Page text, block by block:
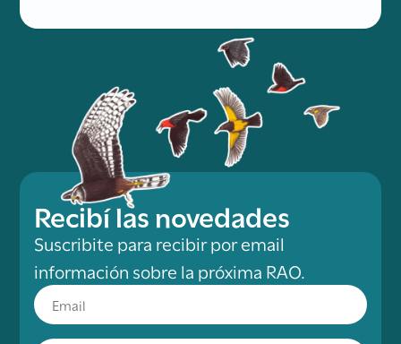
Recibí las novedades
Suscribite para recibir por email
información sobre la próxima RAO.